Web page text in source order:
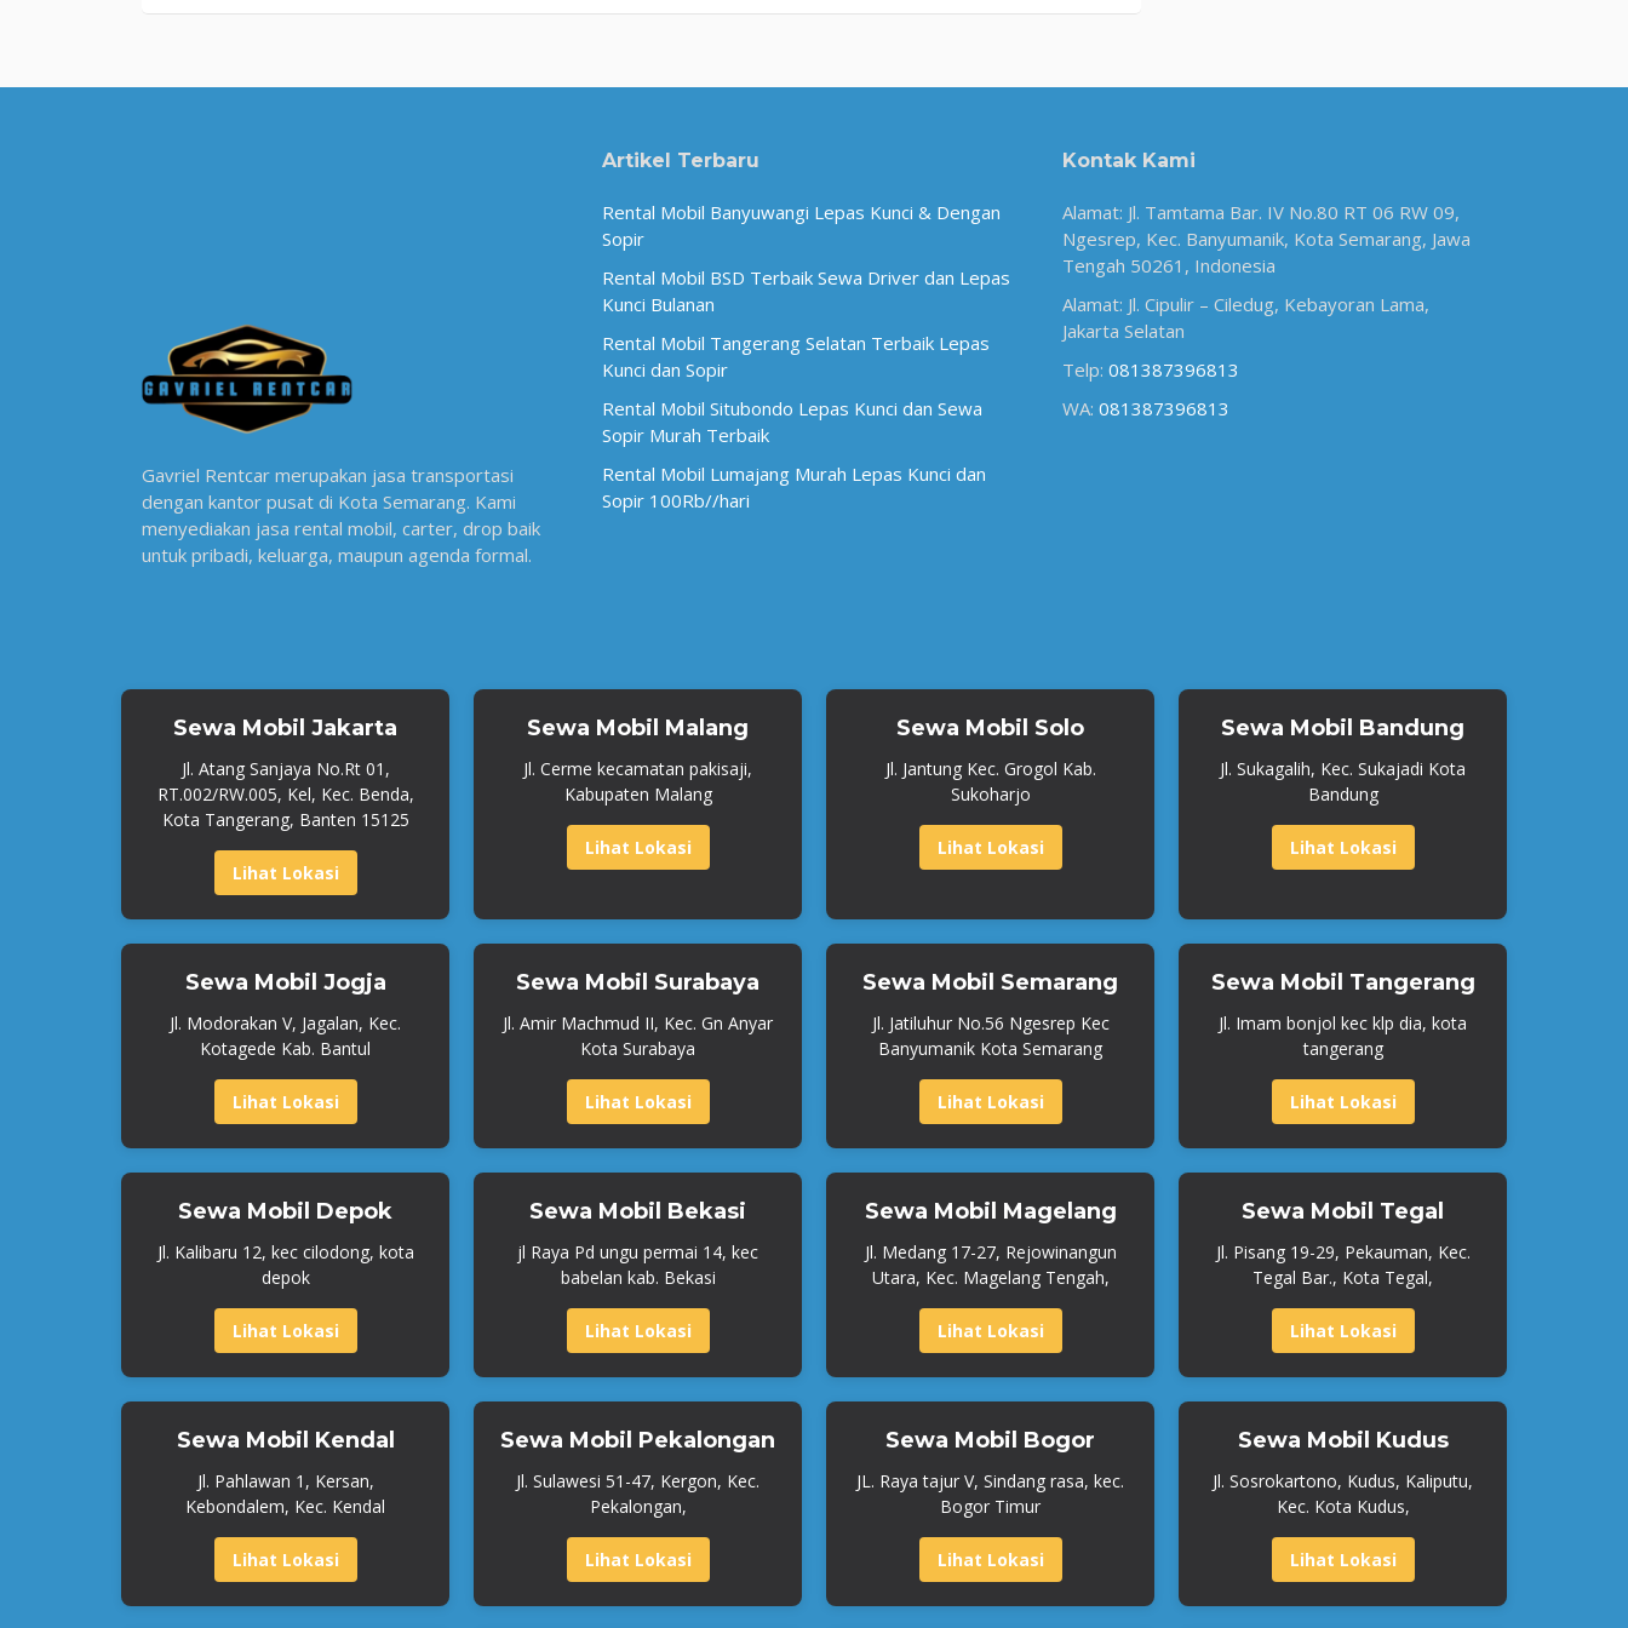
Gavriel Rentcar merupakan jasa transportasi
dengan kantor pusat di Kota Semarang. Kami
menyediakan jasa rental mobil, carter, drop baik
untuk pribadi, keluarga, maupun agenda formal.
Artikel Terbaru
Rental Mobil Banyuwangi Lepas Kunci & Dengan
Sopir
Rental Mobil BSD Terbaik Sewa Driver dan Lepas
Kunci Bulanan
Rental Mobil Tangerang Selatan Terbaik Lepas
Kunci dan Sopir
Rental Mobil Situbondo Lepas Kunci dan Sewa
Sopir Murah Terbaik
Rental Mobil Lumajang Murah Lepas Kunci dan
Sopir 100Rb//hari
Kontak Kami
Alamat: Jl. Tamtama Bar. IV No.80 RT 06 RW 09,
Ngesrep, Kec. Banyumanik, Kota Semarang, Jawa
Tengah 50261, Indonesia
Alamat: Jl. Cipulir – Ciledug, Kebayoran Lama,
Jakarta Selatan
Telp: 081387396813
WA: 081387396813
Sewa Mobil Jakarta
Jl. Atang Sanjaya No.Rt 01,
RT.002/RW.005, Kel, Kec. Benda,
Kota Tangerang, Banten 15125
Lihat Lokasi
Sewa Mobil Malang
Jl. Cerme kecamatan pakisaji,
Kabupaten Malang
Lihat Lokasi
Sewa Mobil Solo
Jl. Jantung Kec. Grogol Kab.
Sukoharjo
Lihat Lokasi
Sewa Mobil Bandung
Jl. Sukagalih, Kec. Sukajadi Kota
Bandung
Lihat Lokasi
Sewa Mobil Jogja
Jl. Modorakan V, Jagalan, Kec.
Kotagede Kab. Bantul
Lihat Lokasi
Sewa Mobil Surabaya
Jl. Amir Machmud II, Kec. Gn Anyar
Kota Surabaya
Lihat Lokasi
Sewa Mobil Semarang
Jl. Jatiluhur No.56 Ngesrep Kec
Banyumanik Kota Semarang
Lihat Lokasi
Sewa Mobil Tangerang
Jl. Imam bonjol kec klp dia, kota
tangerang
Lihat Lokasi
Sewa Mobil Depok
Jl. Kalibaru 12, kec cilodong, kota
depok
Lihat Lokasi
Sewa Mobil Bekasi
jl Raya Pd ungu permai 14, kec
babelan kab. Bekasi
Lihat Lokasi
Sewa Mobil Magelang
Jl. Medang 17-27, Rejowinangun
Utara, Kec. Magelang Tengah,
Lihat Lokasi
Sewa Mobil Tegal
Jl. Pisang 19-29, Pekauman, Kec.
Tegal Bar., Kota Tegal,
Lihat Lokasi
Sewa Mobil Kendal
Jl. Pahlawan 1, Kersan,
Kebondalem, Kec. Kendal
Lihat Lokasi
Sewa Mobil Pekalongan
Jl. Sulawesi 51-47, Kergon, Kec.
Pekalongan,
Lihat Lokasi
Sewa Mobil Bogor
JL. Raya tajur V, Sindang rasa, kec.
Bogor Timur
Lihat Lokasi
Sewa Mobil Kudus
Jl. Sosrokartono, Kudus, Kaliputu,
Kec. Kota Kudus,
Lihat Lokasi